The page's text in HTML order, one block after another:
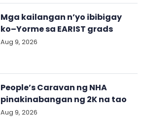
Mga kailangan n’yo ibibigay
ko–Yorme sa EARIST grads
Aug 9, 2026
People’s Caravan ng NHA
pinakinabangan ng 2K na tao
Aug 9, 2026